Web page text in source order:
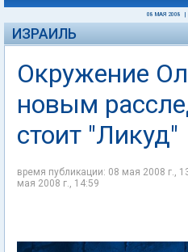
08 МАЯ 2008
ИЗРАИЛЬ
Окружение
новым
стоит "Ликуд"
время публикации: 08 мая 2008 г.,
мая 2008 г., 14:59